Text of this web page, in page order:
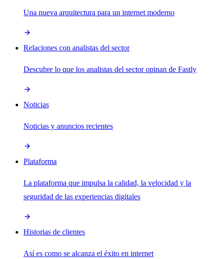
Una nueva arquitectura para un internet moderno
Relaciones con analistas del sector
Descubre lo que los analistas del sector opinan de Fastly
Noticias
Noticias y anuncios recientes
Plataforma
La plataforma que impulsa la calidad, la velocidad y la
seguridad de las experiencias digitales
Historias de clientes
Así es como se alcanza el éxito en internet